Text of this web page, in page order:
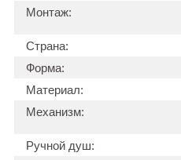
Монтаж:
Страна:
Форма:
Материал:
Механизм:
Ручной душ: